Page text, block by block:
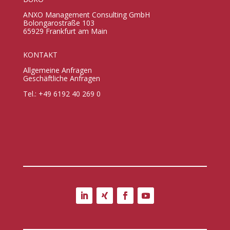
ANXO Management Consulting GmbH
Bolongarostraße 103
65929 Frankfurt am Main
KONTAKT
Allgemeine Anfragen
Geschäftliche Anfragen
Tel.: +49 6192 40 269 0